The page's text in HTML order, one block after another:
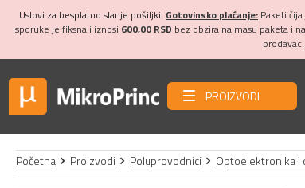
Uslovi za besplatno slanje pošiljki: Gotovinsko plaćanje: Paketi
isporuke je fiksna i iznosi 600,00 RSD bez obzira na masu paketa i
PROIZVODI
Početna Proizvodi Poluprovodnici Optoelektronika i